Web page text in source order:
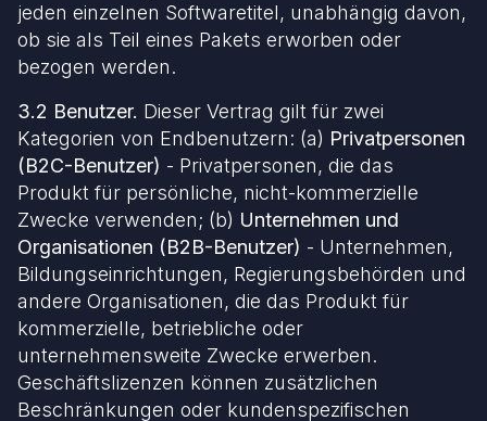
jeden einzelnen Softwaretitel, unabhängig davon,
ob sie als Teil eines Pakets erworben oder
bezogen werden.
3.2 Benutzer. Dieser Vertrag gilt für zwei
Kategorien von Endbenutzern: (a) Privatpersonen
(B2C-Benutzer) - Privatpersonen, die das
Produkt für persönliche, nicht-kommerzielle
Zwecke verwenden; (b) Unternehmen und
Organisationen (B2B-Benutzer) - Unternehmen,
Bildungseinrichtungen, Regierungsbehörden und
andere Organisationen, die das Produkt für
kommerzielle, betriebliche oder
unternehmensweite Zwecke erwerben.
Geschäftslizenzen können zusätzlichen
Beschränkungen oder kundenspezifischen